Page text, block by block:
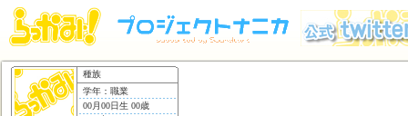
種族
学年：職業
00月00日生 00歳